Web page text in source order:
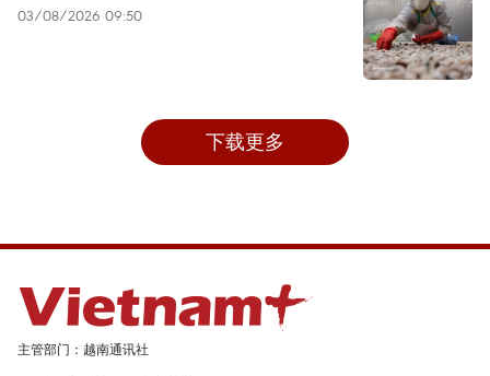
03/08/2026 09:50
下载更多
主管部门：越南通讯社